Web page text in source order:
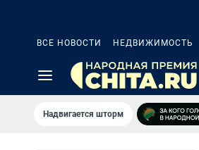
ВСЕ НОВОСТИ НЕДВИЖИМОСТЬ
Надвигается шторм